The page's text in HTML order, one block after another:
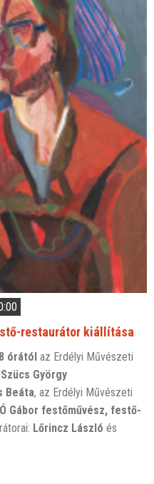
restaurátor kiállítása
órától az Erdélyi Művészeti
Szücs György
Beáta, az Erdélyi Művészeti
Gábor festőművész, festő-
Lőrincz László és